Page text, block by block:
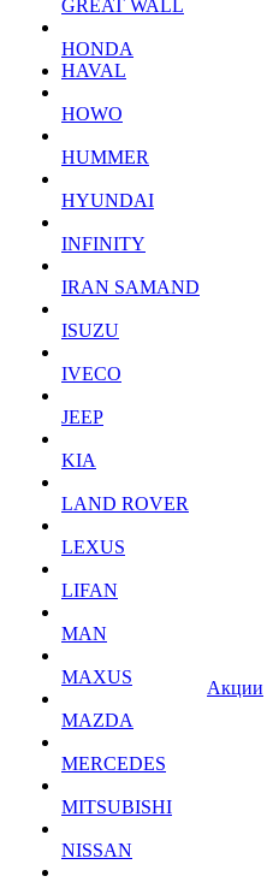
GREAT WALL
HONDA
HAVAL
HOWO
HUMMER
HYUNDAI
INFINITY
IRAN SAMAND
ISUZU
IVECO
JEEP
KIA
LAND ROVER
LEXUS
LIFAN
MAN
MAXUS
MAZDA
MERCEDES
MITSUBISHI
NISSAN
Акции